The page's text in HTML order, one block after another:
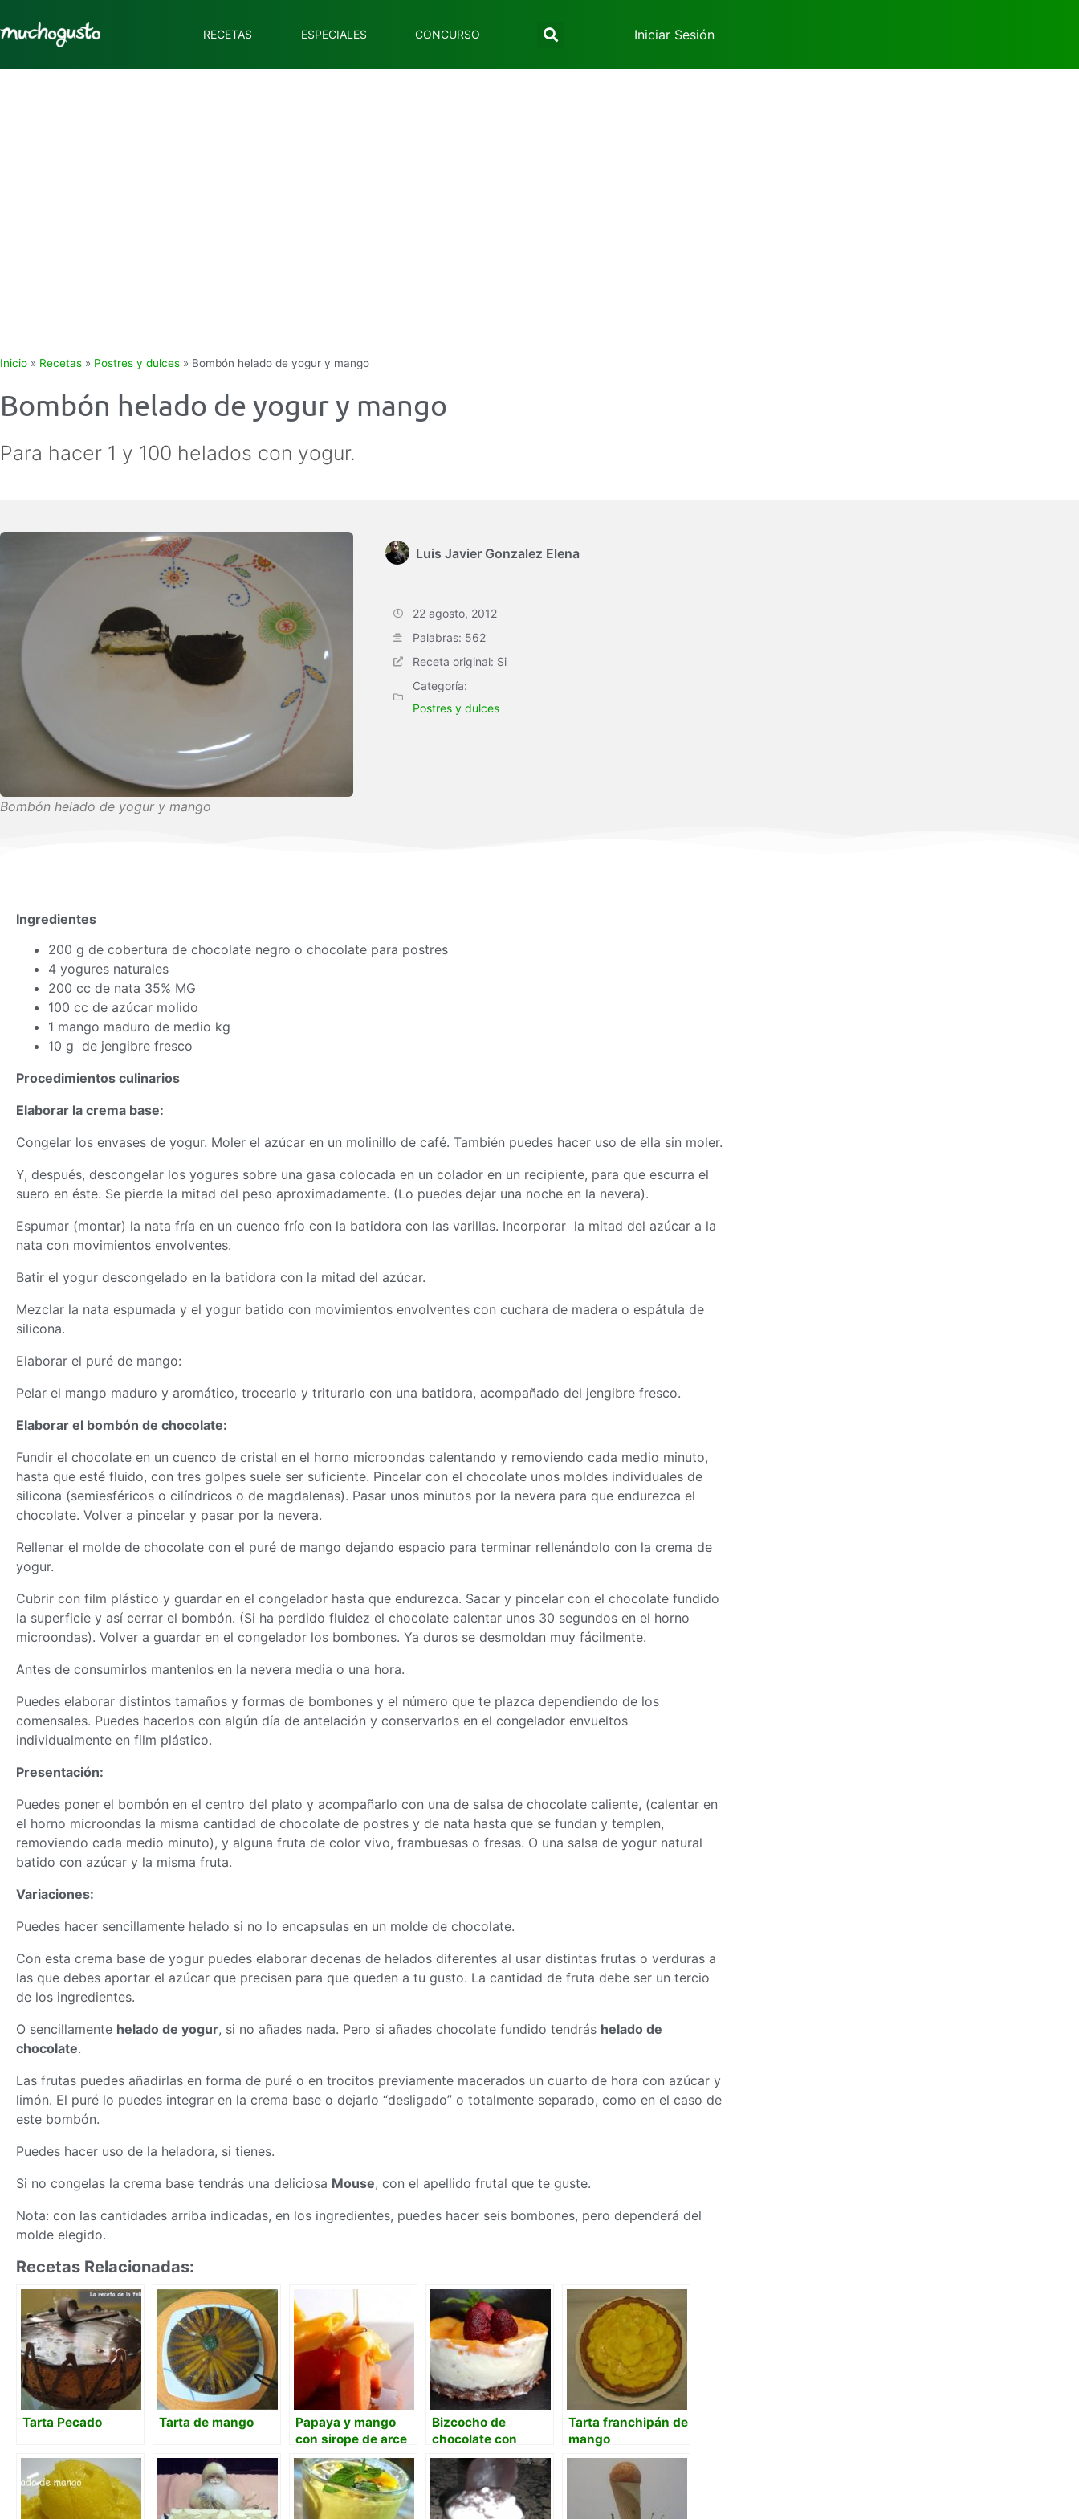
RECETAS ESPECIALES CONCURSO Iniciar Sesión
Inicio » Recetas » Postres y dulces » Bombón helado de yogur y mango
Bombón helado de yogur y mango
Para hacer 1 y 100 helados con yogur.
Bombón helado de yogur y mango
Luis Javier Gonzalez Elena
22 agosto, 2012
Palabras: 562
Receta original: Si
Categoría:
Postres y dulces
Ingredientes
200 g de cobertura de chocolate negro o chocolate para postres
4 yogures naturales
200 cc de nata 35% MG
100 cc de azúcar molido
1 mango maduro de medio kg
10 g de jengibre fresco
Procedimientos culinarios
Elaborar la crema base:
Congelar los envases de yogur. Moler el azúcar en un molinillo de café. También puedes hacer uso de ella sin moler.
Y, después, descongelar los yogures sobre una gasa colocada en un colador en un recipiente, para que escurra el
suero en éste. Se pierde la mitad del peso aproximadamente. (Lo puedes dejar una noche en la nevera).
Espumar (montar) la nata fría en un cuenco frío con la batidora con las varillas. Incorporar la mitad del azúcar a la
nata con movimientos envolventes.
Batir el yogur descongelado en la batidora con la mitad del azúcar.
Mezclar la nata espumada y el yogur batido con movimientos envolventes con cuchara de madera o espátula de
silicona.
Elaborar el puré de mango:
Pelar el mango maduro y aromático, trocearlo y triturarlo con una batidora, acompañado del jengibre fresco.
Elaborar el bombón de chocolate:
Fundir el chocolate en un cuenco de cristal en el horno microondas calentando y removiendo cada medio minuto,
hasta que esté fluido, con tres golpes suele ser suficiente. Pincelar con el chocolate unos moldes individuales de
silicona (semiesféricos o cilíndricos o de magdalenas). Pasar unos minutos por la nevera para que endurezca el
chocolate. Volver a pincelar y pasar por la nevera.
Rellenar el molde de chocolate con el puré de mango dejando espacio para terminar rellenándolo con la crema de
yogur.
Cubrir con film plástico y guardar en el congelador hasta que endurezca. Sacar y pincelar con el chocolate fundido
la superficie y así cerrar el bombón. (Si ha perdido fluidez el chocolate calentar unos 30 segundos en el horno
microondas). Volver a guardar en el congelador los bombones. Ya duros se desmoldan muy fácilmente.
Antes de consumirlos mantenlos en la nevera media o una hora.
Puedes elaborar distintos tamaños y formas de bombones y el número que te plazca dependiendo de los
comensales. Puedes hacerlos con algún día de antelación y conservarlos en el congelador envueltos
individualmente en film plástico.
Presentación:
Puedes poner el bombón en el centro del plato y acompañarlo con una de salsa de chocolate caliente, (calentar en
el horno microondas la misma cantidad de chocolate de postres y de nata hasta que se fundan y templen,
removiendo cada medio minuto), y alguna fruta de color vivo, frambuesas o fresas. O una salsa de yogur natural
batido con azúcar y la misma fruta.
Variaciones:
Puedes hacer sencillamente helado si no lo encapsulas en un molde de chocolate.
Con esta crema base de yogur puedes elaborar decenas de helados diferentes al usar distintas frutas o verduras a
las que debes aportar el azúcar que precisen para que queden a tu gusto. La cantidad de fruta debe ser un tercio
de los ingredientes.
O sencillamente helado de yogur, si no añades nada. Pero si añades chocolate fundido tendrás helado de
chocolate.
Las frutas puedes añadirlas en forma de puré o en trocitos previamente macerados un cuarto de hora con azúcar y
limón. El puré lo puedes integrar en la crema base o dejarlo “desligado” o totalmente separado, como en el caso de
este bombón.
Puedes hacer uso de la heladora, si tienes.
Si no congelas la crema base tendrás una deliciosa Mouse, con el apellido frutal que te guste.
Nota: con las cantidades arriba indicadas, en los ingredientes, puedes hacer seis bombones, pero dependerá del
molde elegido.
Recetas Relacionadas:
Tarta Pecado Tarta de mango
Papaya y mango
con sirope de arce
Bizcocho de
chocolate con
helado de yogur y
melocotón
Tarta franchipán de
mango